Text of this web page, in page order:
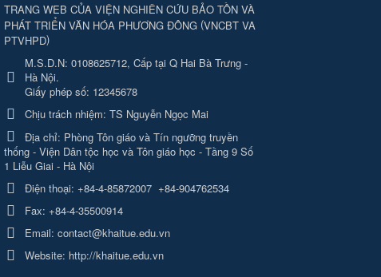
TRANG WEB CỦA VIỆN NGHIÊN CỨU BẢO TỒN VÀ
PHÁT TRIỂN VĂN HÓA PHƯƠNG ĐÔNG (VNCBT VA
PTVHPD)
M.S.D.N: 0108625712, Cấp tại Q Hai Bà Trưng -
Hà Nội.
Giấy phép số: 12345678
Chịu trách nhiệm: TS Nguyễn Ngọc Mai
Địa chỉ: Phòng Tôn giáo và Tín ngưỡng truyền
thống - Viện Dân tộc học và Tôn giáo học - Tầng 9 Số
1 Liễu Giai - Hà Nội
Điện thoại: +84-4-85872007 +84-904762534
Fax: +84-4-35500914
Email: contact@khaitue.edu.vn
Website: http://khaitue.edu.vn